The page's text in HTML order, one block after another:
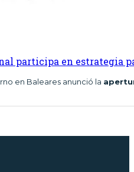
participa en estrategia
en Baleares anunció la